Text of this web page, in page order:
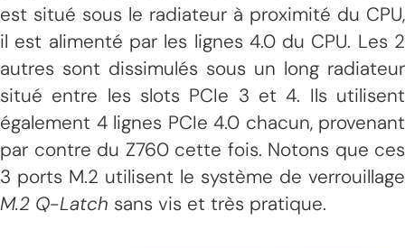
est situé sous le radiateur à proximité du CPU,
il est alimenté par les lignes 4.0 du CPU. Les 2
autres sont dissimulés sous un long radiateur
situé entre les slots PCIe 3 et 4. Ils utilisent
également 4 lignes PCIe 4.0 chacun, provenant
par contre du Z760 cette fois. Notons que ces
3 ports M.2 utilisent le système de verrouillage
M.2 Q-Latch sans vis et très pratique.